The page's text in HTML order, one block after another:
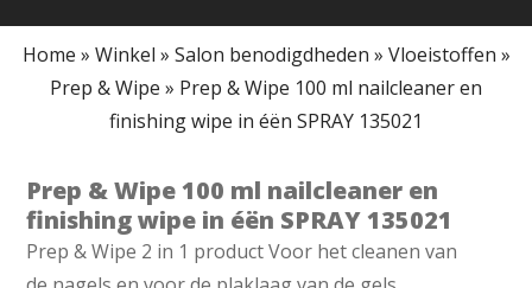
Home » Winkel » Salon benodigdheden » Vloeistoffen »
Prep & Wipe » Prep & Wipe 100 ml nailcleaner en
finishing wipe in éën SPRAY 135021
Prep & Wipe 100 ml nailcleaner en
finishing wipe in éën SPRAY 135021
Prep & Wipe 2 in 1 product Voor het cleanen van